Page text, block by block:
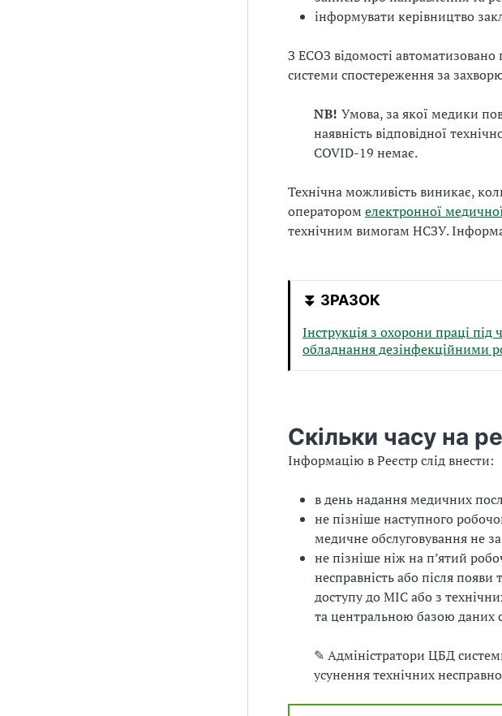
інформувати керівництво
З ЕСОЗ відомості автоматизовано
системи спостереження за
NB! Умова, за якої медики
наявність відповідної
COVID-19 немає.
Технічна можливість виникає,
оператором електронної
технічним вимогам НСЗУ.
⏬ ЗРАЗОК
Інструкція з охорони праці
обладнання дезінфекційними
Скільки часу на
Інформацію в Реєстр слід внести:
в день надання медичних
не пізніше наступного
медичне обслуговування не
не пізніше ніж на п’ятий
несправність або після
доступу до МІС або з
та центральною базою даних
✎ Адміністратори ЦБД
усунення технічних